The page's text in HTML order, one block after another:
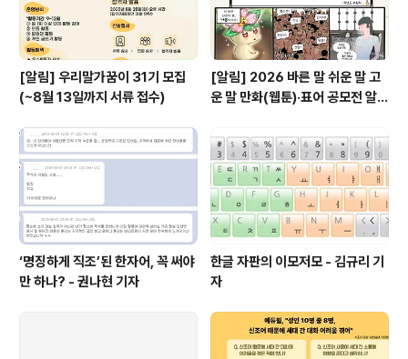
[알림] 우리말가꿈이 31기 모집
(~8월 13일까지 서류 접수)
[알림] 2026 바른 말 쉬운 말 고
운 말 만화(웹툰)·표어 공모전 알림
‘명징하게 직조’된 한자어, 꼭 써야
만 하나? - 권나현 기자
한글 자판의 이모저모 - 김규리 기
자